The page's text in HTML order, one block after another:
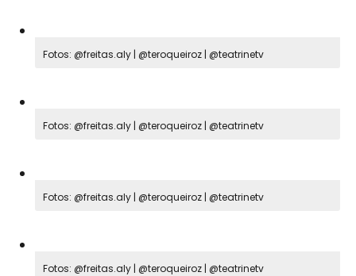
Fotos: @freitas.aly | @teroqueiroz | @teatrinetv
Fotos: @freitas.aly | @teroqueiroz | @teatrinetv
Fotos: @freitas.aly | @teroqueiroz | @teatrinetv
Fotos: @freitas.aly | @teroqueiroz | @teatrinetv